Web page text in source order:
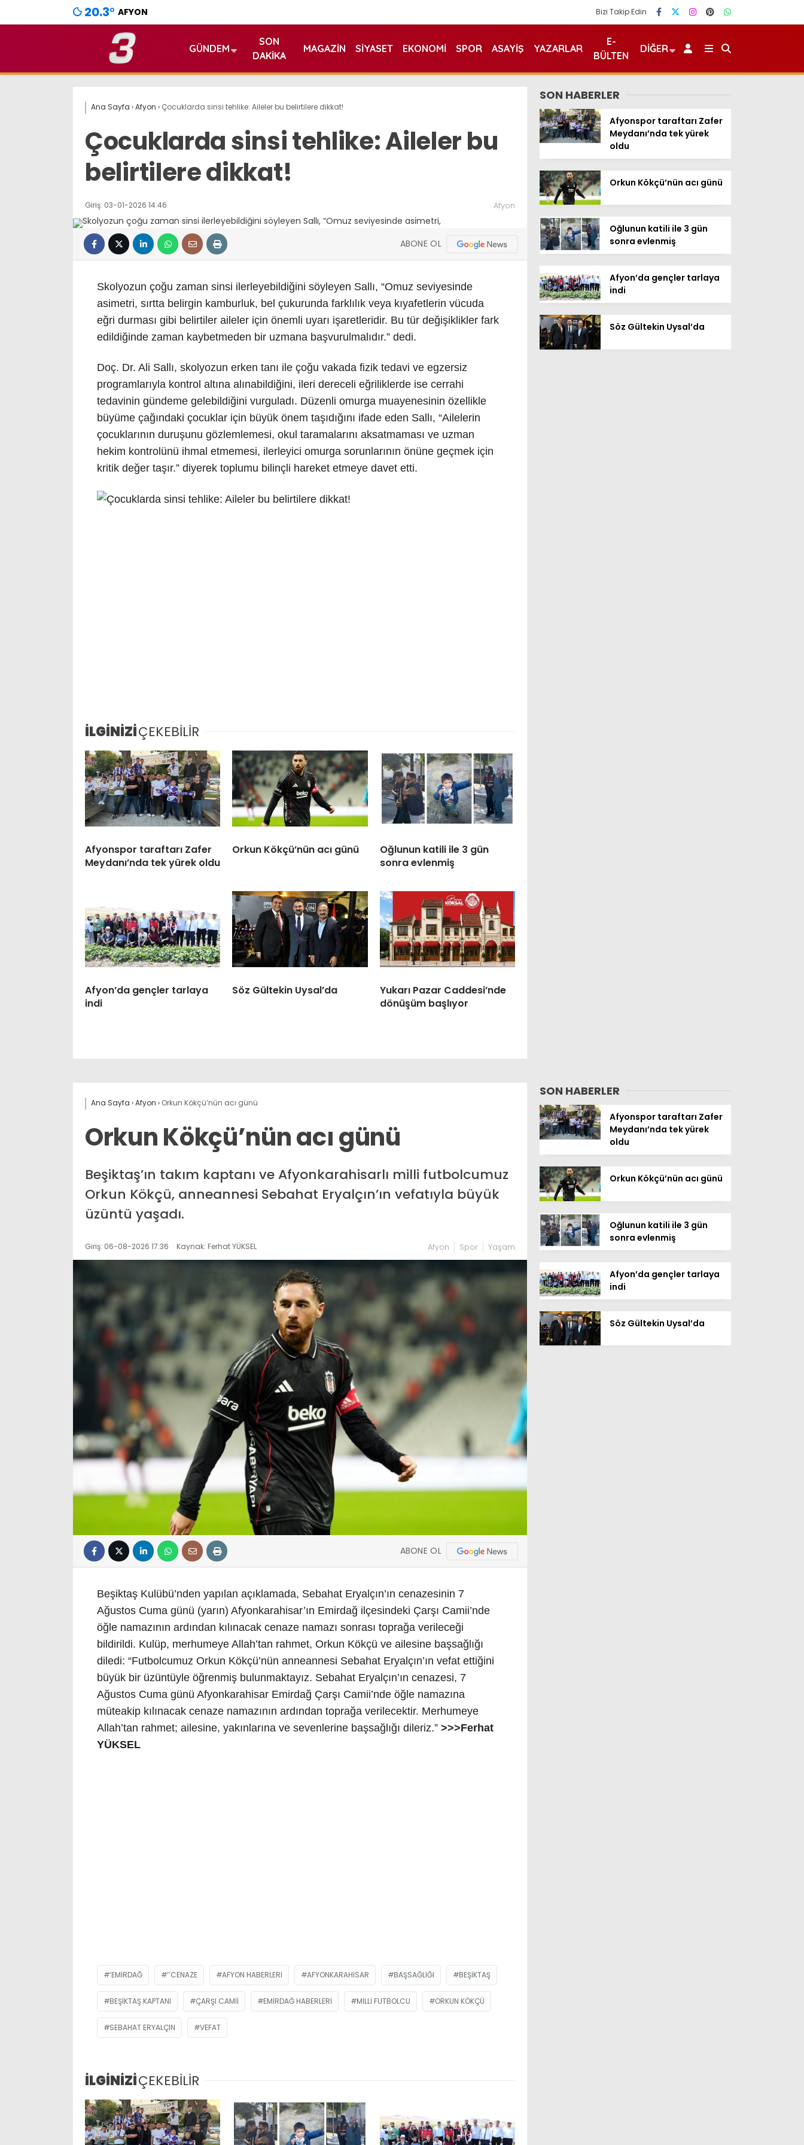
20.3° AFYON Bizi Takip Edin
GÜNDEM
SON
DAKIKA
MAGAZIN SIYASET EKONOMI SPOR ASAYIŞ YAZARLAR
E-
BÜLTEN
DIĞER
Ana Sayfa ›Afyon › Çocuklarda sinsi tehlike: Aileler bu belirtilere dikkat!
Çocuklarda sinsi tehlike: Aileler bu
belirtilere dikkat!
Giriş: 03-01-2026 14:46 Afyon
ABONE OL
Skolyozun çoğu zaman sinsi ilerleyebildiğini söyleyen Sallı, “Omuz seviyesinde
asimetri, sırtta belirgin kamburluk, bel çukurunda farklılık veya kıyafetlerin vücuda
eğri durması gibi belirtiler aileler için önemli uyarı işaretleridir. Bu tür değişiklikler fark
edildiğinde zaman kaybetmeden bir uzmana başvurulmalıdır.” dedi.
Doç. Dr. Ali Sallı, skolyozun erken tanı ile çoğu vakada fizik tedavi ve egzersiz
programlarıyla kontrol altına alınabildiğini, ileri dereceli eğriliklerde ise cerrahi
tedavinin gündeme gelebildiğini vurguladı. Düzenli omurga muayenesinin özellikle
büyüme çağındaki çocuklar için büyük önem taşıdığını ifade eden Sallı, “Ailelerin
çocuklarının duruşunu gözlemlemesi, okul taramalarını aksatmaması ve uzman
hekim kontrolünü ihmal etmemesi, ilerleyici omurga sorunlarının önüne geçmek için
kritik değer taşır.” diyerek toplumu bilinçli hareket etmeye davet etti.
İLGİNİZİÇEKEBİLİR
Afyonspor taraftarı Zafer
Meydanı’nda tek yürek oldu
Orkun Kökçü’nün acı günü
Oğlunun katili ile 3 gün
sonra evlenmiş
Afyon’da gençler tarlaya
indi
Söz Gültekin Uysal’da
Yukarı Pazar Caddesi’nde
dönüşüm başlıyor
SON HABERLER
Afyonspor taraftarı Zafer
Meydanı’nda tek yürek
oldu
Orkun Kökçü’nün acı günü
Oğlunun katili ile 3 gün
sonra evlenmiş
Afyon’da gençler tarlaya
indi
Söz Gültekin Uysal’da
Ana Sayfa ›Afyon › Orkun Kökçü’nün acı günü
Orkun Kökçü’nün acı günü
Beşiktaş’ın takım kaptanı ve Afyonkarahisarlı milli futbolcumuz
Orkun Kökçü, anneannesi Sebahat Eryalçın’ın vefatıyla büyük
üzüntü yaşadı.
Giriş: 06-08-2026 17:36 Kaynak: Ferhat YÜKSEL Afyon Spor Yaşam
ABONE OL
Beşiktaş Kulübü’nden yapılan açıklamada, Sebahat Eryalçın’ın cenazesinin 7
Ağustos Cuma günü (yarın) Afyonkarahisar’ın Emirdağ ilçesindeki Çarşı Camii’nde
öğle namazının ardından kılınacak cenaze namazı sonrası toprağa verileceği
bildirildi. Kulüp, merhumeye Allah’tan rahmet, Orkun Kökçü ve ailesine başsağlığı
diledi: “Futbolcumuz Orkun Kökçü’nün anneannesi Sebahat Eryalçın’ın vefat ettiğini
büyük bir üzüntüyle öğrenmiş bulunmaktayız. Sebahat Eryalçın’ın cenazesi, 7
Ağustos Cuma günü Afyonkarahisar Emirdağ Çarşı Camii’nde öğle namazına
müteakip kılınacak cenaze namazının ardından toprağa verilecektir. Merhumeye
Allah’tan rahmet; ailesine, yakınlarına ve sevenlerine başsağlığı dileriz.” >>>Ferhat
YÜKSEL
‘EMIRDAĞ ’’CENAZE AFYON HABERLERI AFYONKARAHISAR BAŞSAĞLIĞI BEŞIKTAŞ
BEŞIKTAŞ KAPTANI ÇARŞI CAMII EMIRDAĞ HABERLERI MILLI FUTBOLCU ORKUN KÖKÇÜ
SEBAHAT ERYALÇIN VEFAT
İLGİNİZİÇEKEBİLİR
SON HABERLER
Afyonspor taraftarı Zafer
Meydanı’nda tek yürek
oldu
Orkun Kökçü’nün acı günü
Oğlunun katili ile 3 gün
sonra evlenmiş
Afyon’da gençler tarlaya
indi
Söz Gültekin Uysal’da